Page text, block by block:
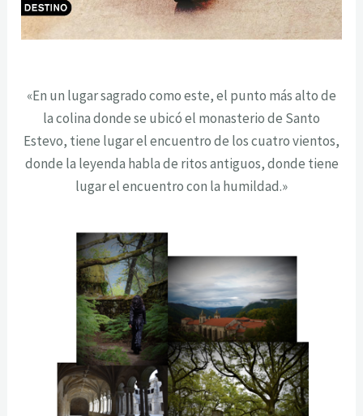
«En un lugar sagrado como este, el punto más alto de
la colina donde se ubicó el monasterio de Santo
Estevo, tiene lugar el encuentro de los cuatro vientos,
donde la leyenda habla de ritos antiguos, donde tiene
lugar el encuentro con la humildad.»